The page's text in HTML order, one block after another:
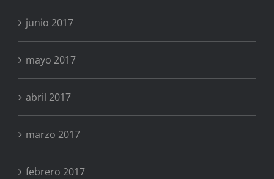
junio 2017
mayo 2017
abril 2017
marzo 2017
febrero 2017